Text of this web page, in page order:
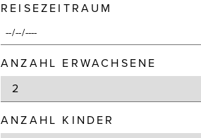
REISEZEITRAUM
ANZAHL ERWACHSENE
ANZAHL KINDER